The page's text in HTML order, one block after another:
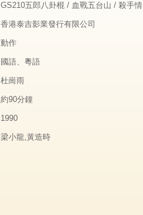
GS210五郎八卦棍 / 血戰五台山 / 殺手情
香港泰吉影業發行有限公司
動作
國語、粵語
杜崗雨
約90分鐘
1990
梁小龍,黃造時